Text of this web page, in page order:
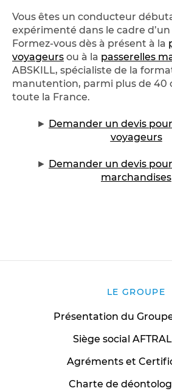
Vous êtes un conducteur
expérimenté dans le cadre d’un
Formez-vous dès à présent à la
voyageurs ou à la passerelles
ABSKILL, spécialiste de la
manutention, parmi plus de 40
toute la France.
► Demander un devis
voyageurs
► Demander un devis
marchandises
LE GROUPE
Présentation du
Siège social
Agréments et
Charte de